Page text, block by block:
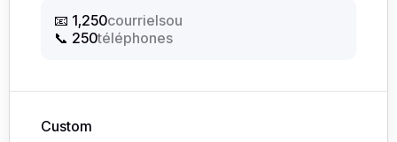
📧 1,250courrielsou
📞 250téléphones
Custom